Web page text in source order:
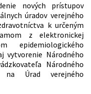
nových prístupov
úradov verejného
k určeným
z elektronickej
epidemiologického
vytvorenie Národného
Národného
na Úrad verejného